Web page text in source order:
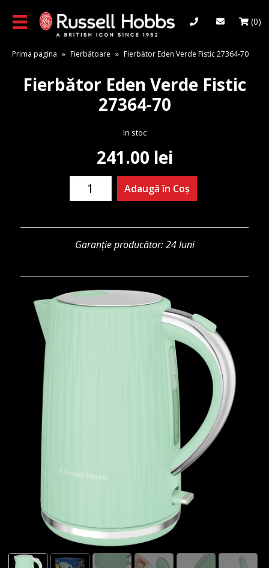
main
(0)
Prima pagina » Fierbătoare » Fierbător Eden Verde Fistic 27364-70
Fierbător Eden Verde Fistic
27364-70
In stoc
241.00 lei
Cantitate
Fierbător
27364-
Adaugă în Coș
Garanție producător: 24 luni